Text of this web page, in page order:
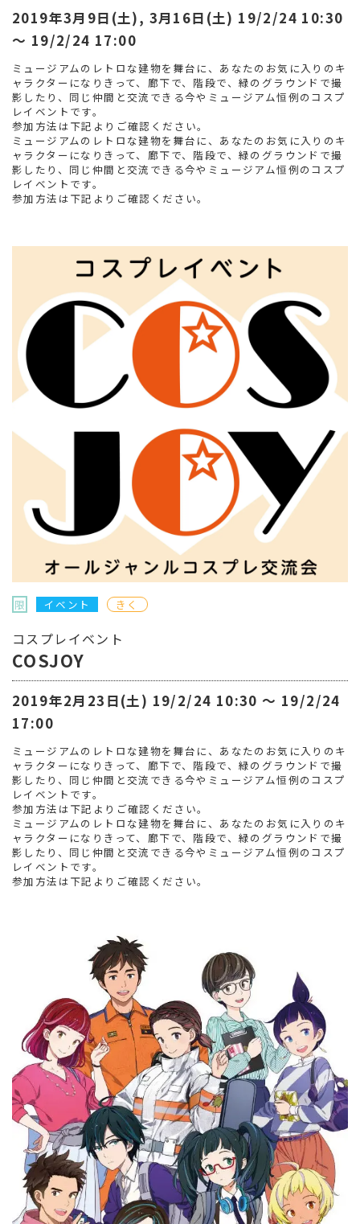
2019年3月9日(土), 3月16日(土) 19/2/24 10:30
〜 19/2/24 17:00
ミュージアムのレトロな建物を舞台に、あなたのお気に入りのキ
ャラクターになりきって、廊下で、階段で、緑のグラウンドで撮
影したり、同じ仲間と交流できる今やミュージアム恒例のコスプ
レイベントです。
参加方法は下記よりご確認ください。
ミュージアムのレトロな建物を舞台に、あなたのお気に入りのキ
ャラクターになりきって、廊下で、階段で、緑のグラウンドで撮
影したり、同じ仲間と交流できる今やミュージアム恒例のコスプ
レイベントです。
参加方法は下記よりご確認ください。
限 イベント きく
コスプレイベント
COSJOY
2019年2月23日(土) 19/2/24 10:30 〜 19/2/24
17:00
ミュージアムのレトロな建物を舞台に、あなたのお気に入りのキ
ャラクターになりきって、廊下で、階段で、緑のグラウンドで撮
影したり、同じ仲間と交流できる今やミュージアム恒例のコスプ
レイベントです。
参加方法は下記よりご確認ください。
ミュージアムのレトロな建物を舞台に、あなたのお気に入りのキ
ャラクターになりきって、廊下で、階段で、緑のグラウンドで撮
影したり、同じ仲間と交流できる今やミュージアム恒例のコスプ
レイベントです。
参加方法は下記よりご確認ください。